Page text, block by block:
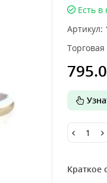
Есть в
Артикул:
Краткое